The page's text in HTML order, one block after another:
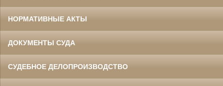
НОРМАТИВНЫЕ АКТЫ
ДОКУМЕНТЫ СУДА
СУДЕБНОЕ ДЕЛОПРОИЗВОДСТВО